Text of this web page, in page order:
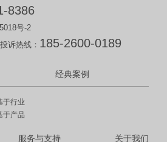
8386
号-2
诉热线： 185-2600-0189
经典案例
于行业
于产品
服务与支持 关于我们